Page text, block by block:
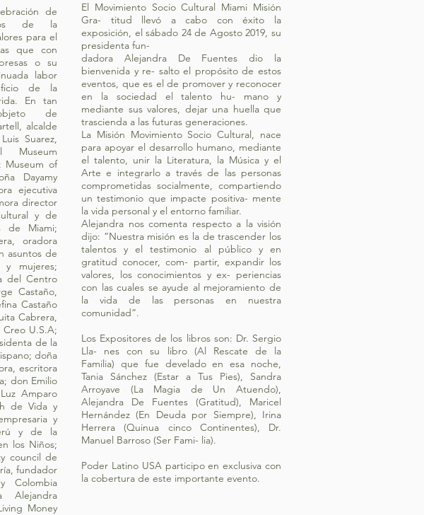
de
de la
para el
que con
o su
labor
de la
En tan
de
alcalde
Suarez,
Museum
Museum of
Dayamy
ejecutiva
director
y de
de Miami;
oradora
asuntos de
y mujeres;
del Centro
Castaño,
Castaño
Cabrera,
U.S.A;
de la
doña
escritora
don Emilio
Amparo
de Vida y
y
y de la
los Niños;
council de
fundador
Colombia
Alejandra
Money
El Movimiento Socio Cultural Miami Misión
Gra- titud llevó a cabo con éxito la
exposición, el sábado 24 de Agosto 2019, su
presidenta fun-
dadora Alejandra De Fuentes dio la
bienvenida y re- salto el propósito de estos
eventos, que es el de promover y reconocer
en la sociedad el talento hu- mano y
mediante sus valores, dejar una huella que
trascienda a las futuras generaciones.
La Misión Movimiento Socio Cultural, nace
para apoyar el desarrollo humano, mediante
el talento, unir la Literatura, la Música y el
Arte e integrarlo a través de las personas
comprometidas socialmente, compartiendo
un testimonio que impacte positiva- mente
la vida personal y el entorno familiar.
Alejandra nos comenta respecto a la visión
dijo: ”Nuestra misión es la de trascender los
talentos y el testimonio al público y en
gratitud conocer, com- partir, expandir los
valores, los conocimientos y ex- periencias
con las cuales se ayude al mejoramiento de
la vida de las personas en nuestra
comunidad”.
Los Expositores de los libros son: Dr. Sergio
Lla- nes con su libro (Al Rescate de la
Familia) que fue develado en esa noche,
Tania Sánchez (Estar a Tus Pies), Sandra
Arroyave (La Magia de Un Atuendo),
Alejandra De Fuentes (Gratitud), Maricel
Hernández (En Deuda por Siempre), Irina
Herrera (Quinua cinco Continentes), Dr.
Manuel Barroso (Ser Fami- lia).
Poder Latino USA participo en exclusiva con
la cobertura de este importante evento.